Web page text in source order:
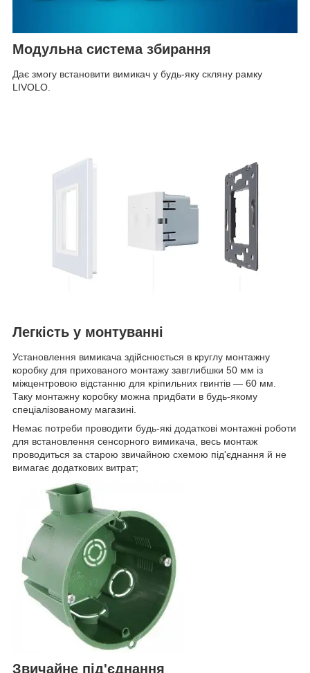
Модульна система збирання
Дає змогу встановити вимикач у будь-яку скляну рамку
LIVOLO.
Легкість у монтуванні
Установлення вимикача здійснюється в круглу монтажну
коробку для прихованого монтажу завглибшки 50 мм із
міжцентровою відстанню для кріпильних гвинтів — 60 мм.
Таку монтажну коробку можна придбати в будь-якому
спеціалізованому магазині.
Немає потреби проводити будь-які додаткові монтажні роботи
для встановлення сенсорного вимикача, весь монтаж
проводиться за старою звичайною схемою під'єднання й не
вимагає додаткових витрат;
Звичайне під'єднання